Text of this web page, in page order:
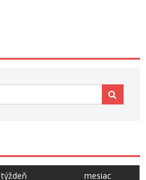
týždeň mesiac